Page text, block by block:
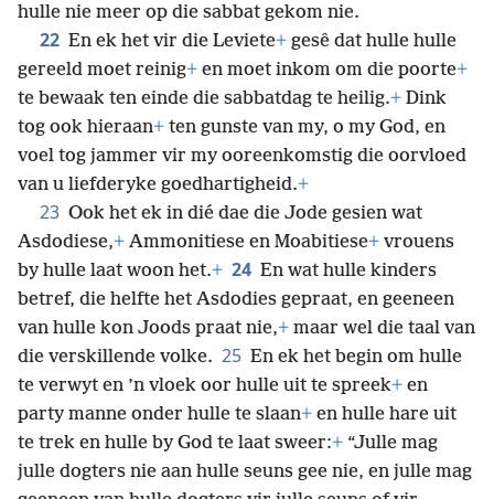
hulle nie meer op die sabbat gekom nie.
22 En ek het vir die Leviete+ gesê dat hulle hulle
gereeld moet reinig+ en moet inkom om die poorte+
te bewaak ten einde die sabbatdag te heilig.+ Dink
tog ook hieraan+ ten gunste van my, o my God, en
voel tog jammer vir my ooreenkomstig die oorvloed
van u liefderyke goedhartigheid.+
23 Ook het ek in dié dae die Jode gesien wat
Asdodiese,+ Ammonitiese en Moabitiese+ vrouens
by hulle laat woon het.+ 24 En wat hulle kinders
betref, die helfte het Asdodies gepraat, en geeneen
van hulle kon Joods praat nie,+ maar wel die taal van
die verskillende volke. 25 En ek het begin om hulle
te verwyt en ’n vloek oor hulle uit te spreek+ en
party manne onder hulle te slaan+ en hulle hare uit
te trek en hulle by God te laat sweer:+ “Julle mag
julle dogters nie aan hulle seuns gee nie, en julle mag